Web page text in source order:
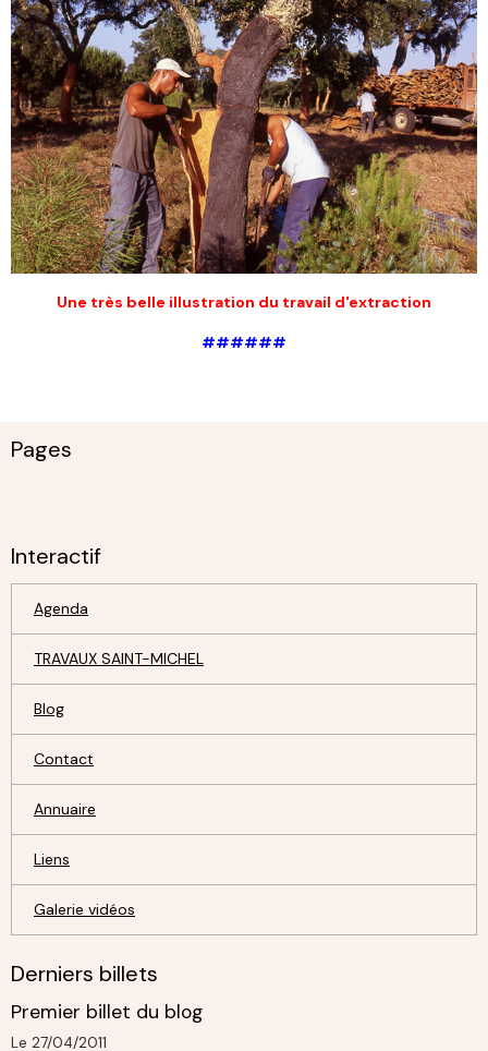
Une très belle illustration du travail d'extraction
######
Pages
Interactif
Agenda
TRAVAUX SAINT-MICHEL
Blog
Contact
Annuaire
Liens
Galerie vidéos
Derniers billets
Premier billet du blog
Le 27/04/2011